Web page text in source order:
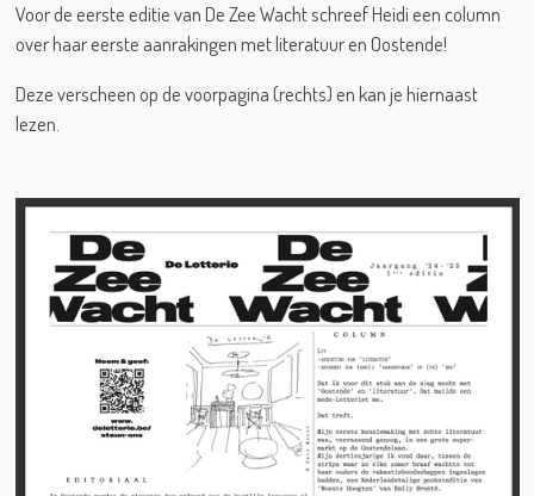
Voor de eerste editie van De Zee Wacht schreef Heidi een column
over haar eerste aanrakingen met literatuur en Oostende!
Deze verscheen op de voorpagina (rechts) en kan je hiernaast
lezen.